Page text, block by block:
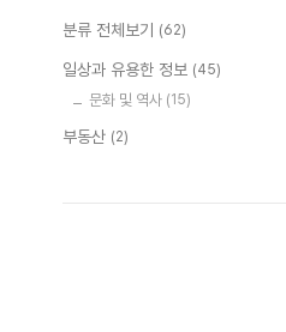
분류 전체보기 (62)
일상과 유용한 정보 (45)
문화 및 역사 (15)
부동산 (2)